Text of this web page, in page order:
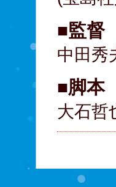
■監督
中田秀
■脚本
大石哲